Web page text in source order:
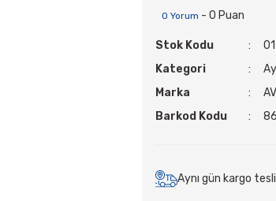
0 Yorum - 0 Puan
Stok Kodu
Kategori
Marka
Barkod Kodu
Aynı gün kargo